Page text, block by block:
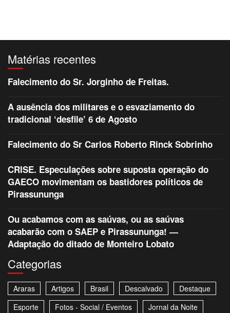
Matérias recentes
Falecimento do Sr. Jorginho de Freitas.
A ausência dos militares e o esvaziamento do
tradicional ‘desfile’ 6 de Agosto
Falecimento do Sr Carlos Roberto Rinck Sobrinho
CRISE. Especulações sobre suposta operação do
GAECO movimentam os bastidores políticos de
Pirassununga
Ou acabamos com as saúvas, ou as saúvas
acabarão com o SAEP e Pirassununga! —
Adaptação do ditado de Monteiro Lobato
Categorias
Araras Artigos Brasil Descalvado
Destaque
Esporte
Fotos - Social / Eventos Jornal da Noite